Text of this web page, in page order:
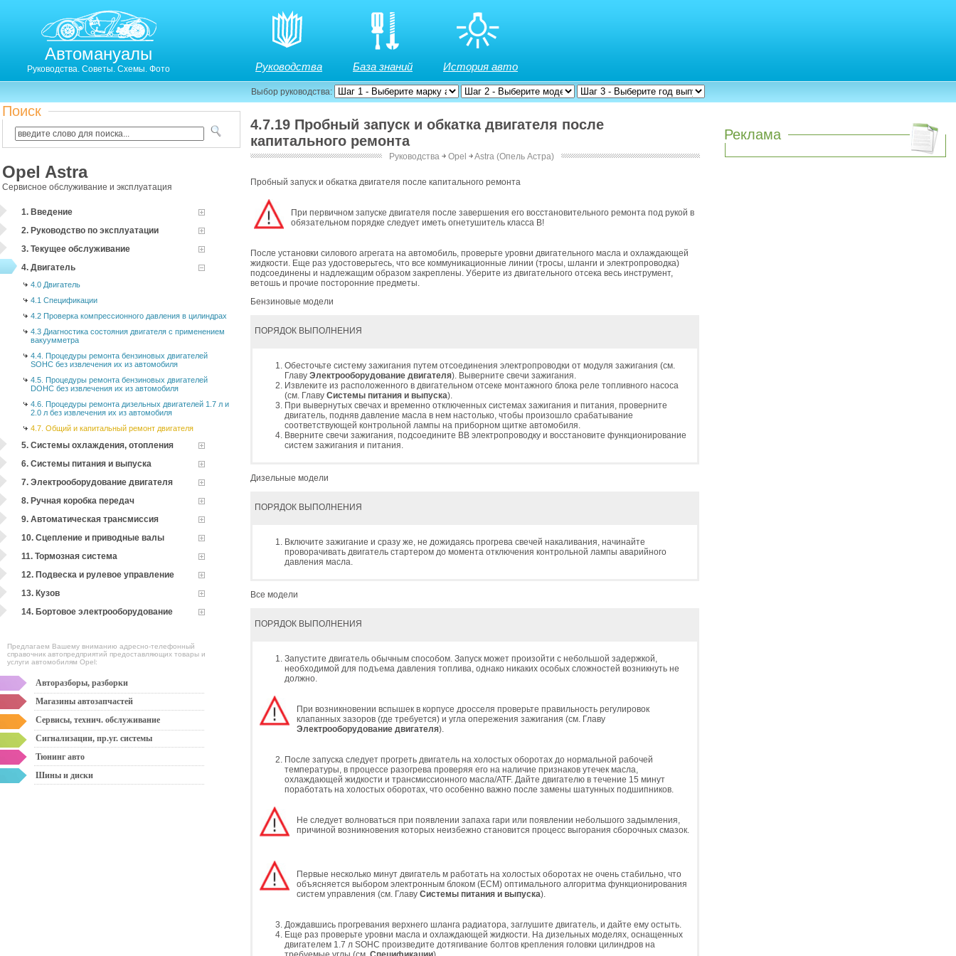
Автомануалы
Руководства. Советы. Схемы. Фото Руководства База знаний История авто
Выбор руководства:
Поиск
Opel Astra
Сервисное обслуживание и эксплуатация
1. Введение
2. Руководство по эксплуатации
3. Текущее обслуживание
4. Двигатель
4.0 Двигатель
4.1 Спецификации
4.2 Проверка компрессионного давления в цилиндрах
4.3 Диагностика состояния двигателя с применением
вакуумметра
4.4. Процедуры ремонта бензиновых двигателей
SOHC без извлечения их из автомобиля
4.5. Процедуры ремонта бензиновых двигателей
DOHC без извлечения их из автомобиля
4.6. Процедуры ремонта дизельных двигателей 1.7 л и
2.0 л без извлечения их из автомобиля
4.7. Общий и капитальный ремонт двигателя
5. Системы охлаждения, отопления
6. Системы питания и выпуска
7. Электрооборудование двигателя
8. Ручная коробка передач
9. Автоматическая трансмиссия
10. Сцепление и приводные валы
11. Тормозная система
12. Подвеска и рулевое управление
13. Кузов
14. Бортовое электрооборудование
Предлагаем Вашему вниманию адресно-телефонный
справочник автопредприятий предоставляющих товары и
услуги автомобилям Opel:
Авторазборы, разборки
Магазины автозапчастей
Сервисы, технич. обслуживание
Сигнализации, пр.уг. системы
Тюнинг авто
Шины и диски
4.7.19 Пробный запуск и обкатка двигателя после
капитального ремонта
Руководства ￫ Opel ￫Astra (Опель Астра)
Пробный запуск и обкатка двигателя после капитального ремонта
При первичном запуске двигателя после завершения его восстановительного ремонта под рукой в
обязательном порядке следует иметь огнетушитель класса В!
После установки силового агрегата на автомобиль, проверьте уровни двигательного масла и охлаждающей
жидкости. Еще раз удостоверьтесь, что все коммуникационные линии (тросы, шланги и электропроводка)
подсоединены и надлежащим образом закреплены. Уберите из двигательного отсека весь инструмент,
ветошь и прочие посторонние предметы.
Бензиновые модели
ПОРЯДОК ВЫПОЛНЕНИЯ
Обесточьте систему зажигания путем отсоединения электропроводки от модуля зажигания (см.
ГлавуЭлектрооборудование двигателя). Выверните свечи зажигания.
Извлеките из расположенного в двигательном отсеке монтажного блока реле топливного насоса
(см. ГлавуСистемы питания и выпуска).
При вывернутых свечах и временно отключенных системах зажигания и питания, проверните
двигатель, подняв давление масла в нем настолько, чтобы произошло срабатывание
соответствующей контрольной лампы на приборном щитке автомобиля.
Вверните свечи зажигания, подсоедините ВВ электропроводку и восстановите функционирование
систем зажигания и питания.
Дизельные модели
ПОРЯДОК ВЫПОЛНЕНИЯ
Включите зажигание и сразу же, не дожидаясь прогрева свечей накаливания, начинайте
проворачивать двигатель стартером до момента отключения контрольной лампы аварийного
давления масла.
Все модели
ПОРЯДОК ВЫПОЛНЕНИЯ
Запустите двигатель обычным способом. Запуск может произойти с небольшой задержкой,
необходимой для подъема давления топлива, однако никаких особых сложностей возникнуть не
должно.
При возникновении вспышек в корпусе дросселя проверьте правильность регулировок
клапанных зазоров (где требуется) и угла опережения зажигания (см. Главу
Электрооборудование двигателя).
После запуска следует прогреть двигатель на холостых оборотах до нормальной рабочей
температуры, в процессе разогрева проверяя его на наличие признаков утечек масла,
охлаждающей жидкости и трансмиссионного масла/ATF. Дайте двигателю в течение 15 минут
поработать на холостых оборотах, что особенно важно после замены шатунных подшипников.
Не следует волноваться при появлении запаха гари или появлении небольшого задымления,
причиной возникновения которых неизбежно становится процесс выгорания сборочных смазок.
Первые несколько минут двигатель м работать на холостых оборотах не очень стабильно, что
объясняется выбором электронным блоком (ECM) оптимального алгоритма функционирования
систем управления (см. ГлавуСистемы питания и выпуска).
Дождавшись прогревания верхнего шланга радиатора, заглушите двигатель, и дайте ему остыть.
Еще раз проверьте уровни масла и охлаждающей жидкости. На дизельных моделях, оснащенных
двигателем 1.7 л SOHC произведите дотягивание болтов крепления головки цилиндров на
Реклама